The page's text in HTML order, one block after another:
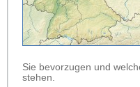
Sie bevorzugen und
stehen.